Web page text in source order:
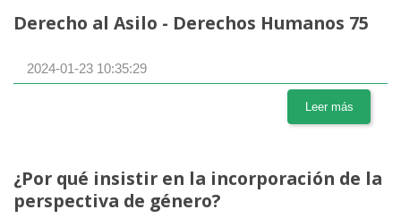
Derecho al Asilo - Derechos Humanos 75
2024-01-23 10:35:29
Leer más
¿Por qué insistir en la incorporación de la
perspectiva de género?